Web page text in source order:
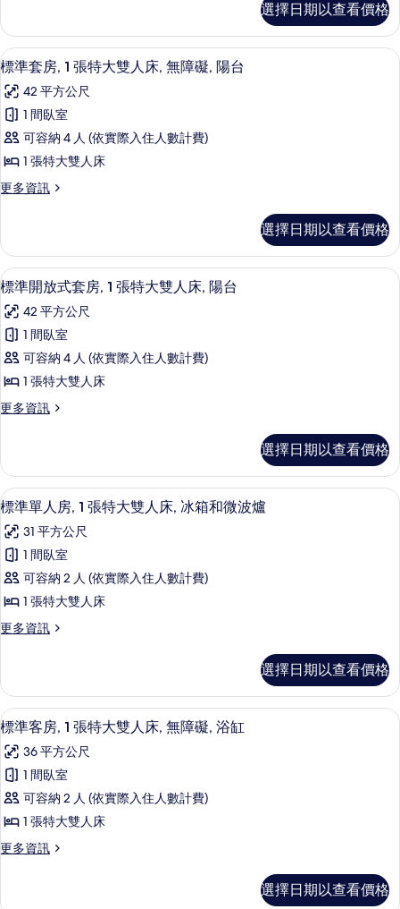
片
箱
和
微
波
爐
的
所
有
片
箱
和
微
波
爐
的
詳
張
特
大
雙
人
床,
無
障
箱
和
微
波
爐
的
所
有
片
單
人
房,
張
特
大
雙
人
無
箱
和
微
波
爐
的
詳
選擇日期以查看價格
顯
示
標
準
套
1
特
大
雙
人
床,
無
障
礙,
的
所
有
相
片
書桌、筆電工作空間、隔音、熨斗/熨
7
標準套房, 1 張特大雙人床, 無障礙, 陽台
42 平方公尺
1 間臥室
可容納 4 人 (依實際入住人數計費)
1 張特大雙人床
更多資訊
更
套
房,
1
特
大
雙
人
床,
障
的
詳
情
選擇日期以查看價格
顯
示
標
準
開
式
房,
張
特
大
雙
人
床,
的
所
有
相
片
書桌、筆電工作空間、隔音、熨斗/熨
7
標準開放式套房, 1 張特大雙人床, 陽台
42 平方公尺
1 間臥室
可容納 4 人 (依實際入住人數計費)
1 張特大雙人床
更多資訊
更
開
放
式
房,
張
特
大
人
的
詳
情
選擇日期以查看價格
顯
示
標
準
單
房,
張
特
大
雙
人
床,
冰
箱
書桌、筆電工作空間、隔音、熨斗/熨
8
標準單人房, 1 張特大雙人床, 冰箱和微波爐
31 平方公尺
1 間臥室
可容納 2 人 (依實際入住人數計費)
1 張特大雙人床
更多資訊
更
單
人
房,
張
特
大
雙
人
冰
選擇日期以查看價格
顯
示
標
準
客
1
特
書桌、筆電工作空間、隔音、熨斗/熨
8
標準客房, 1 張特大雙人床, 無障礙, 浴缸
36 平方公尺
1 間臥室
可容納 2 人 (依實際入住人數計費)
1 張特大雙人床
更多資訊
更
選擇日期以查看價格